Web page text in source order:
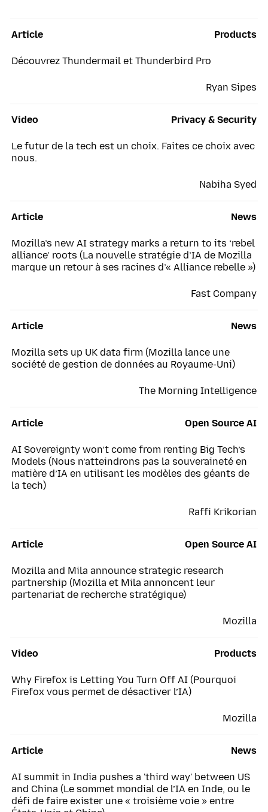
Article
Ryan Sipes
Products
Découvrez Thundermail et Thunderbird Pro
Video
Nabiha Syed
Privacy & Security
Le futur de la tech est un choix. Faites ce choix avec
nous.
Article
Fast Company
News
Mozilla’s new AI strategy marks a return to its ‘rebel
alliance’ roots (La nouvelle stratégie d’IA de Mozilla
marque un retour à ses racines d’« Alliance rebelle »)
Article
The Morning Intelligence
News
Mozilla sets up UK data firm (Mozilla lance une
société de gestion de données au Royaume-Uni)
Article
Raffi Krikorian
Open Source AI
AI Sovereignty won’t come from renting Big Tech’s
Models (Nous n’atteindrons pas la souveraineté en
matière d’IA en utilisant les modèles des géants de
la tech)
Article
Mozilla
Open Source AI
Mozilla and Mila announce strategic research
partnership (Mozilla et Mila annoncent leur
partenariat de recherche stratégique)
Video
Mozilla
Products
Why Firefox is Letting You Turn Off AI (Pourquoi
Firefox vous permet de désactiver l’IA)
Article News
AI summit in India pushes a 'third way' between US
and China (Le sommet mondial de l’IA en Inde, ou le
défi de faire exister une « troisième voie » entre